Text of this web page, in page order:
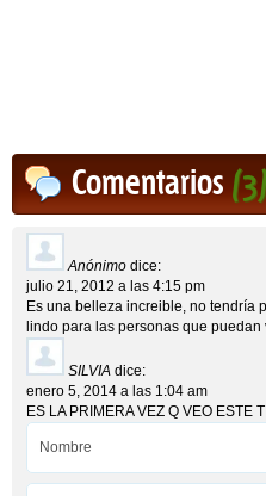
Comentarios
Anónimo dice:
julio 21, 2012 a las 4:15 pm
Es una belleza increible, no tendría
lindo para las personas que puedan
SILVIA dice:
enero 5, 2014 a las 1:04 am
ES LA PRIMERA VEZ Q VEO ESTE